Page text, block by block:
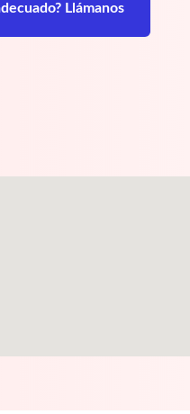
Llámanos